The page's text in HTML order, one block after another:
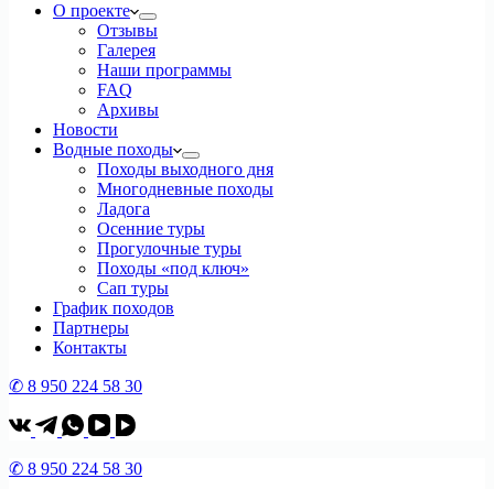
О проекте
Отзывы
Галерея
Наши программы
FAQ
Архивы
Новости
Водные походы
Походы выходного дня
Многодневные походы
Ладога
Осенние туры
Прогулочные туры
Походы «под ключ»
Сап туры
График походов
Партнеры
Контакты
✆ 8 950 224 58 30
✆ 8 950 224 58 30